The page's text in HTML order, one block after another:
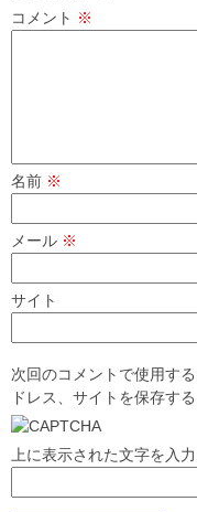
コメント ※
名前 ※
メール ※
サイト
次回のコメントで使用す
ドレス、サイトを保存する
上に表示された文字を入